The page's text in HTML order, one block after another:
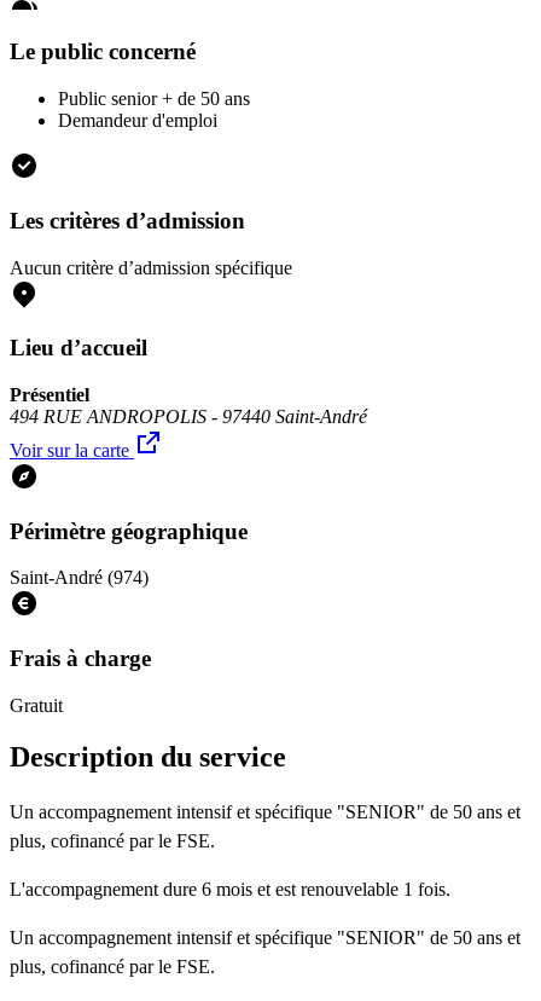
Le public concerné
Public senior + de 50 ans
Demandeur d'emploi
Les critères d’admission
Aucun critère d’admission spécifique
Lieu d’accueil
Présentiel
494 RUE ANDROPOLIS - 97440 Saint-André
Voir sur la carte
Périmètre géographique
Saint-André (974)
Frais à charge
Gratuit
Description du service
Un accompagnement intensif et spécifique "SENIOR" de 50 ans et
plus, cofinancé par le FSE.
L'accompagnement dure 6 mois et est renouvelable 1 fois.
Un accompagnement intensif et spécifique "SENIOR" de 50 ans et
plus, cofinancé par le FSE.